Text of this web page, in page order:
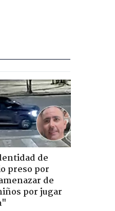
de
preso por
de
por jugar